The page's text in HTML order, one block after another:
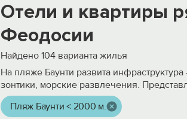
Отели и квартиры
Феодосии
Найдено 104 варианта жилья
На пляже Баунти развита
зонтики, морские развлечения.
Пляж Баунти < 2000 м.